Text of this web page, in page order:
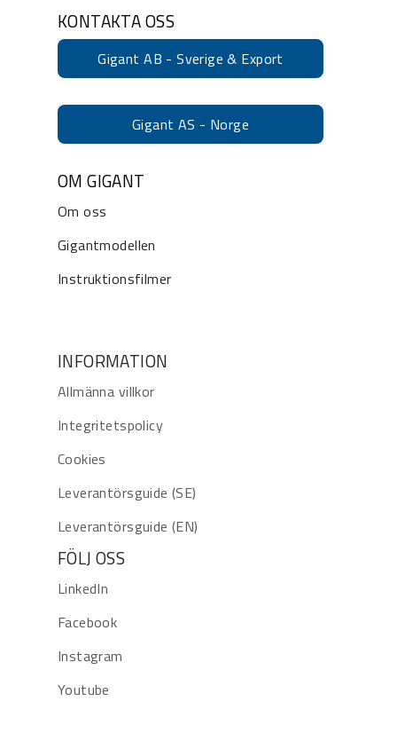
KONTAKTA OSS
Gigant AB - Sverige & Export
Gigant AS - Norge
OM GIGANT
Om oss
Gigantmodellen
Instruktionsfilmer
INFORMATION
Allmänna villkor
Integritetspolicy
Cookies
Leverantörsguide (SE)
Leverantörsguide (EN)
FÖLJ OSS
LinkedIn
Facebook
Instagram
Youtube